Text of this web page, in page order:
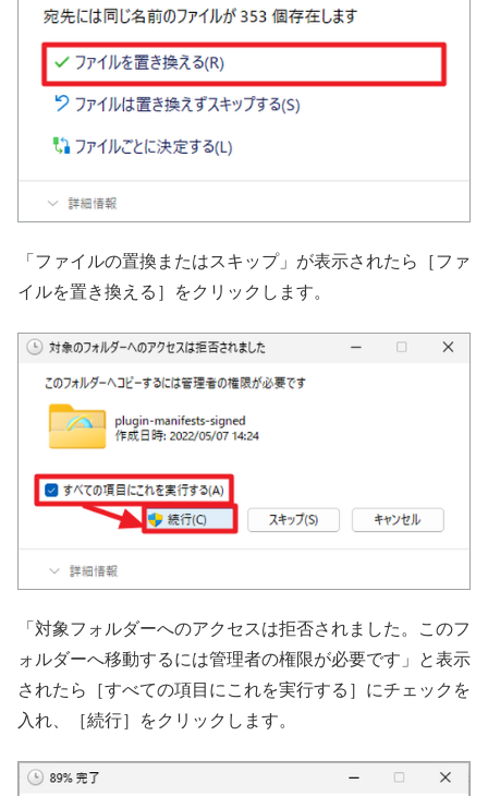
「ファイルの置換またはスキップ」が表示されたら［ファ
イルを置き換える］をクリックします。
「対象フォルダーへのアクセスは拒否されました。このフ
ォルダーへ移動するには管理者の権限が必要です」と表示
されたら［すべての項目にこれを実行する］にチェックを
入れ、［続行］をクリックします。